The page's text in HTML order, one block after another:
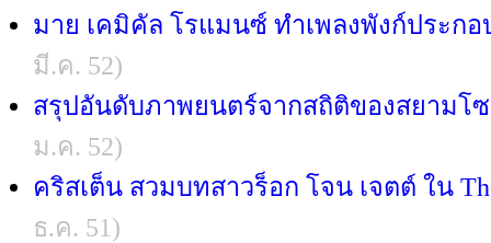
มาย เคมิคัล โรแมนซ์ ทำเพลงพังก์ประกอ
มี.ค. 52)
สรุปอันดับภาพยนตร์จากสถิติของสยามโ
ม.ค. 52)
คริสเต็น สวมบทสาวร็อก โจน เจตต์ ใน
ธ.ค. 51)